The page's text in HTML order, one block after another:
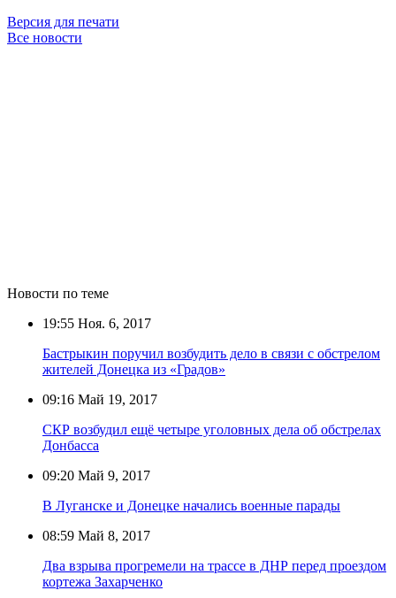
Версия для печати
Все новости
Новости по теме
19:55 Ноя. 6, 2017
Бастрыкин поручил возбудить дело в связи с обстрелом
жителей Донецка из «Градов»
09:16 Май 19, 2017
СКР возбудил ещё четыре уголовных дела об обстрелах
Донбасса
09:20 Май 9, 2017
В Луганске и Донецке начались военные парады
08:59 Май 8, 2017
Два взрыва прогремели на трассе в ДНР перед проездом
кортежа Захарченко